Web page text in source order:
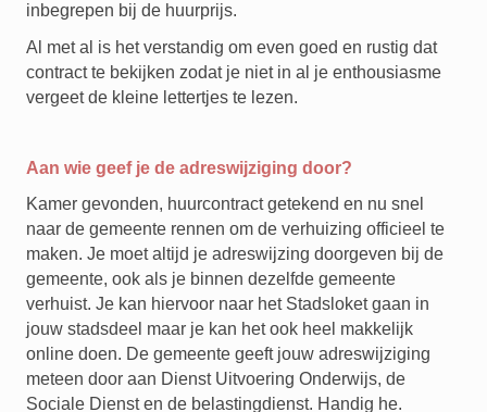
inbegrepen bij de huurprijs.
Al met al is het verstandig om even goed en rustig dat
contract te bekijken zodat je niet in al je enthousiasme
vergeet de kleine lettertjes te lezen.
Aan wie geef je de adreswijziging door?
Kamer gevonden, huurcontract getekend en nu snel
naar de gemeente rennen om de verhuizing officieel te
maken. Je moet altijd je adreswijzing doorgeven bij de
gemeente, ook als je binnen dezelfde gemeente
verhuist. Je kan hiervoor naar het Stadsloket gaan in
jouw stadsdeel maar je kan het ook heel makkelijk
online doen. De gemeente geeft jouw adreswijziging
meteen door aan Dienst Uitvoering Onderwijs, de
Sociale Dienst en de belastingdienst. Handig he.